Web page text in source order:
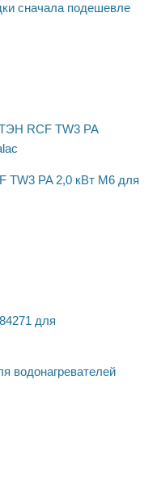
сначала подешевле
TW3 PA 2,0 кВт M6 для
водонагревателей